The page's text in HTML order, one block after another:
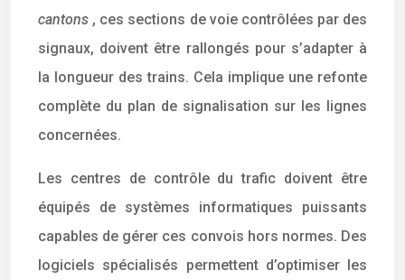
cantons , ces sections de voie contrôlées par des
signaux, doivent être rallongés pour s’adapter à
la longueur des trains. Cela implique une refonte
complète du plan de signalisation sur les lignes
concernées.
Les centres de contrôle du trafic doivent être
équipés de systèmes informatiques puissants
capables de gérer ces convois hors normes. Des
logiciels spécialisés permettent d’optimiser les